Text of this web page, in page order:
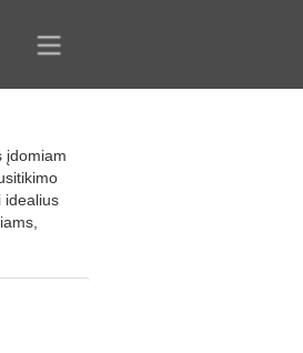
įdomiam
idealius